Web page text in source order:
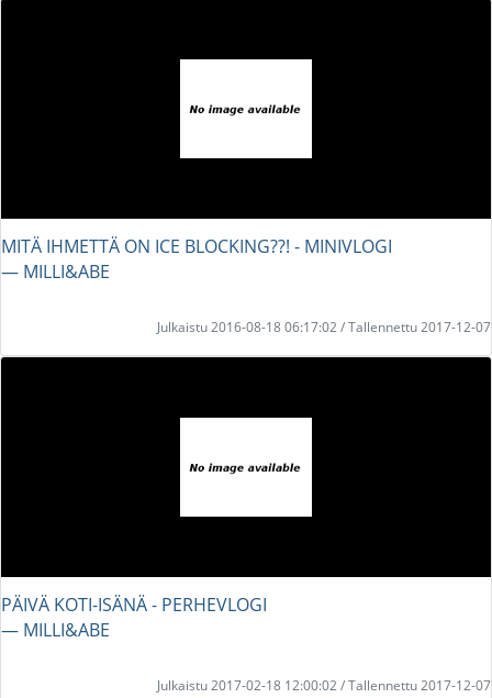
MITÄ IHMETTÄ ON ICE BLOCKING??! - MINIVLOGI
― MILLI&ABE
Julkaistu 2016-08-18 06:17:02 / Tallennettu 2017-12-07
PÄIVÄ KOTI-ISÄNÄ - PERHEVLOGI
― MILLI&ABE
Julkaistu 2017-02-18 12:00:02 / Tallennettu 2017-12-07